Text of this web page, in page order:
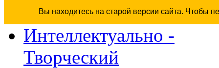
Вы находитесь на старой версии сайта. Чтобы
Интеллектуально -
Творческий